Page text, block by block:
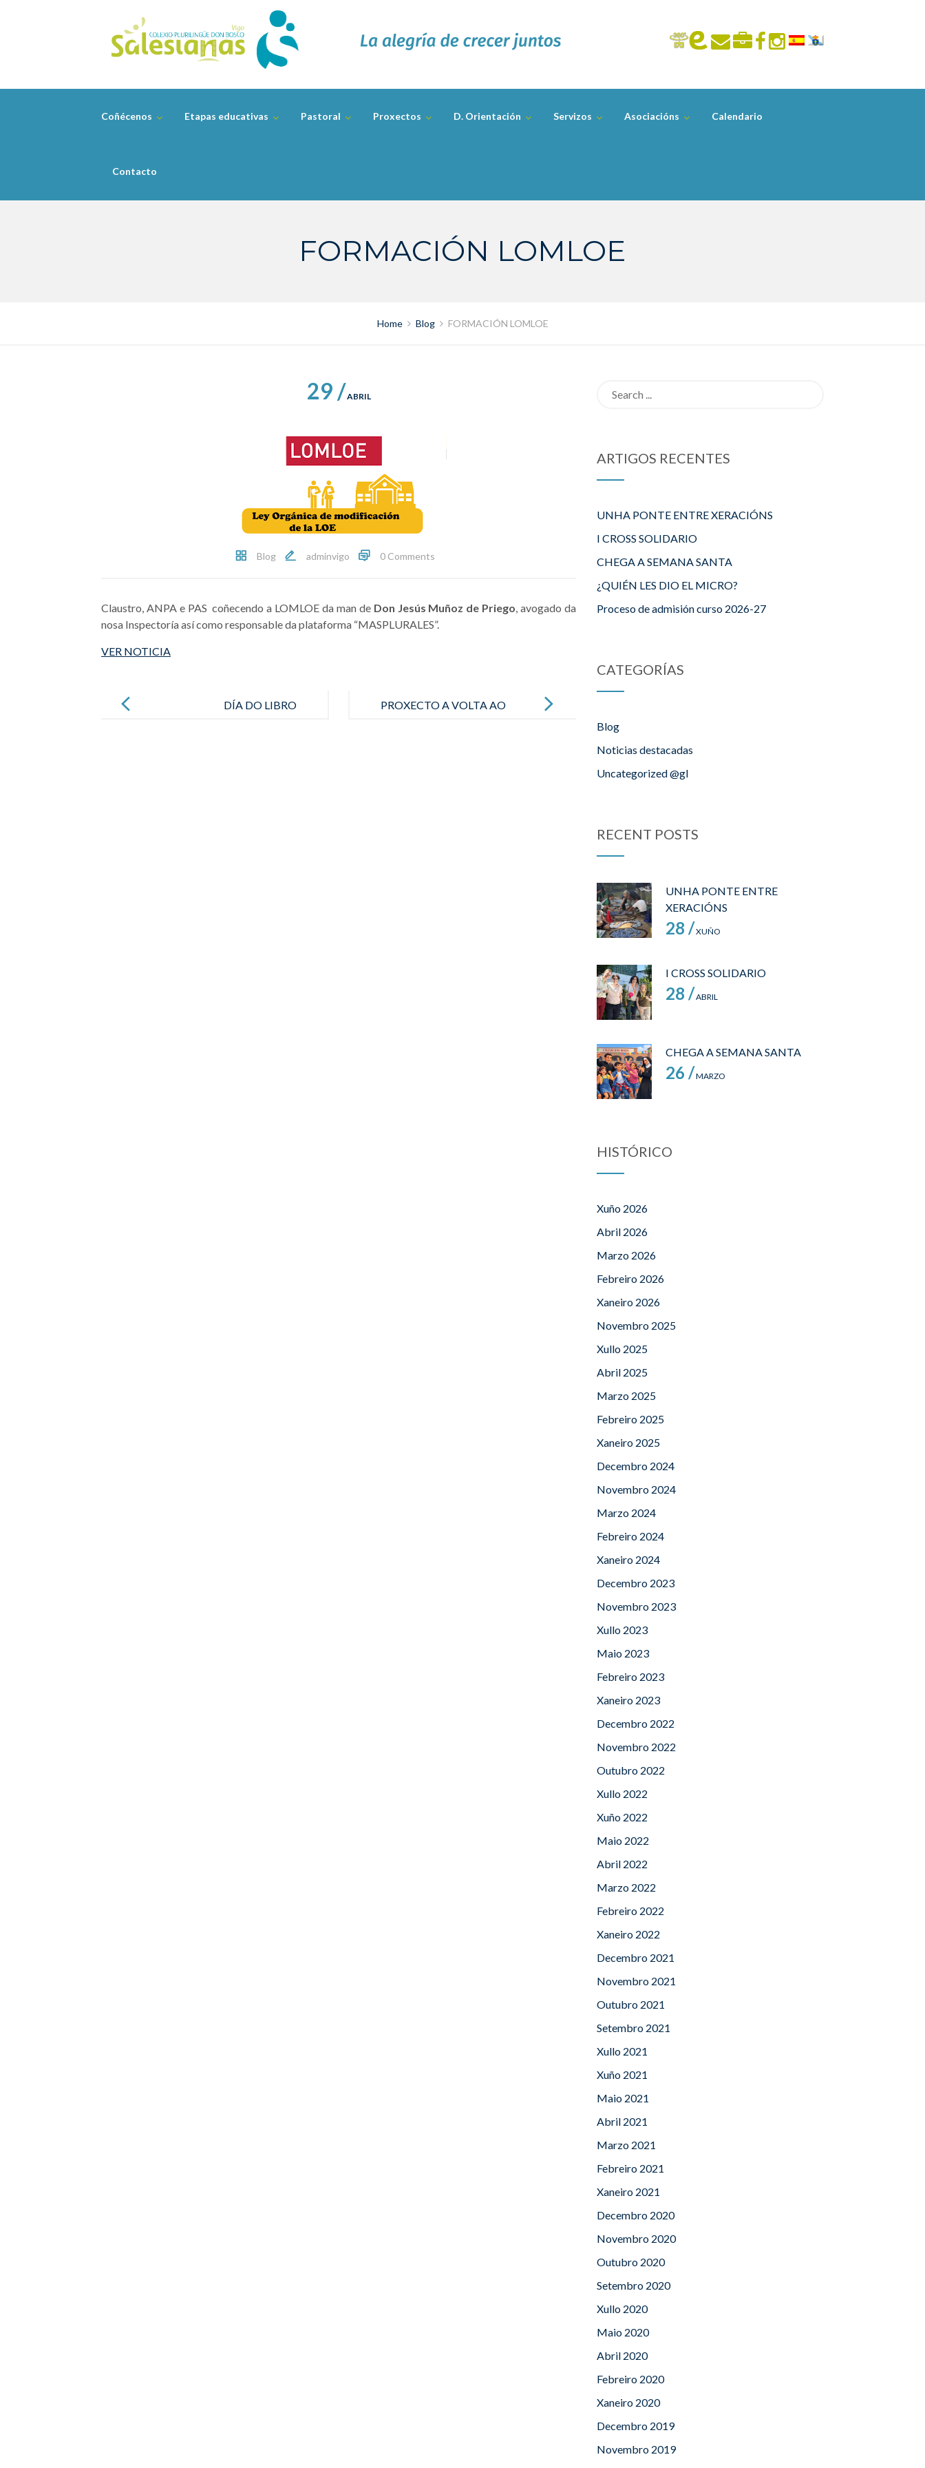
Coñécenos Etapas educativas Pastoral Proxectos D. Orientación Servizos Asociacións Calendario
Contacto
FORMACIÓN LOMLOE
Home Blog FORMACIÓN LOMLOE
29 /ABRIL
Blog adminvigo 0 Comments
Claustro, ANPA e PAS coñecendo a LOMLOE da man de Don Jesús Muñoz de Priego, avogado da
nosa Inspectoría así como responsable da plataforma “MASPLURALES”.
VER NOTICIA
navigation
DÍA DO LIBRO
PROXECTO A VOLTA AO
ARTIGOS RECENTES
UNHA PONTE ENTRE XERACIÓNS
I CROSS SOLIDARIO
CHEGA A SEMANA SANTA
¿QUIÉN LES DIO EL MICRO?
Proceso de admisión curso 2026-27
CATEGORÍAS
Blog
Noticias destacadas
Uncategorized @gl
RECENT POSTS
UNHA PONTE ENTRE
XERACIÓNS
28 /XUÑO
I CROSS SOLIDARIO
28 /ABRIL
CHEGA A SEMANA SANTA
26 /MARZO
HISTÓRICO
Xuño 2026
Abril 2026
Marzo 2026
Febreiro 2026
Xaneiro 2026
Novembro 2025
Xullo 2025
Abril 2025
Marzo 2025
Febreiro 2025
Xaneiro 2025
Decembro 2024
Novembro 2024
Marzo 2024
Febreiro 2024
Xaneiro 2024
Decembro 2023
Novembro 2023
Xullo 2023
Maio 2023
Febreiro 2023
Xaneiro 2023
Decembro 2022
Novembro 2022
Outubro 2022
Xullo 2022
Xuño 2022
Maio 2022
Abril 2022
Marzo 2022
Febreiro 2022
Xaneiro 2022
Decembro 2021
Novembro 2021
Outubro 2021
Setembro 2021
Xullo 2021
Xuño 2021
Maio 2021
Abril 2021
Marzo 2021
Febreiro 2021
Xaneiro 2021
Decembro 2020
Novembro 2020
Outubro 2020
Setembro 2020
Xullo 2020
Maio 2020
Abril 2020
Febreiro 2020
Xaneiro 2020
Decembro 2019
Novembro 2019